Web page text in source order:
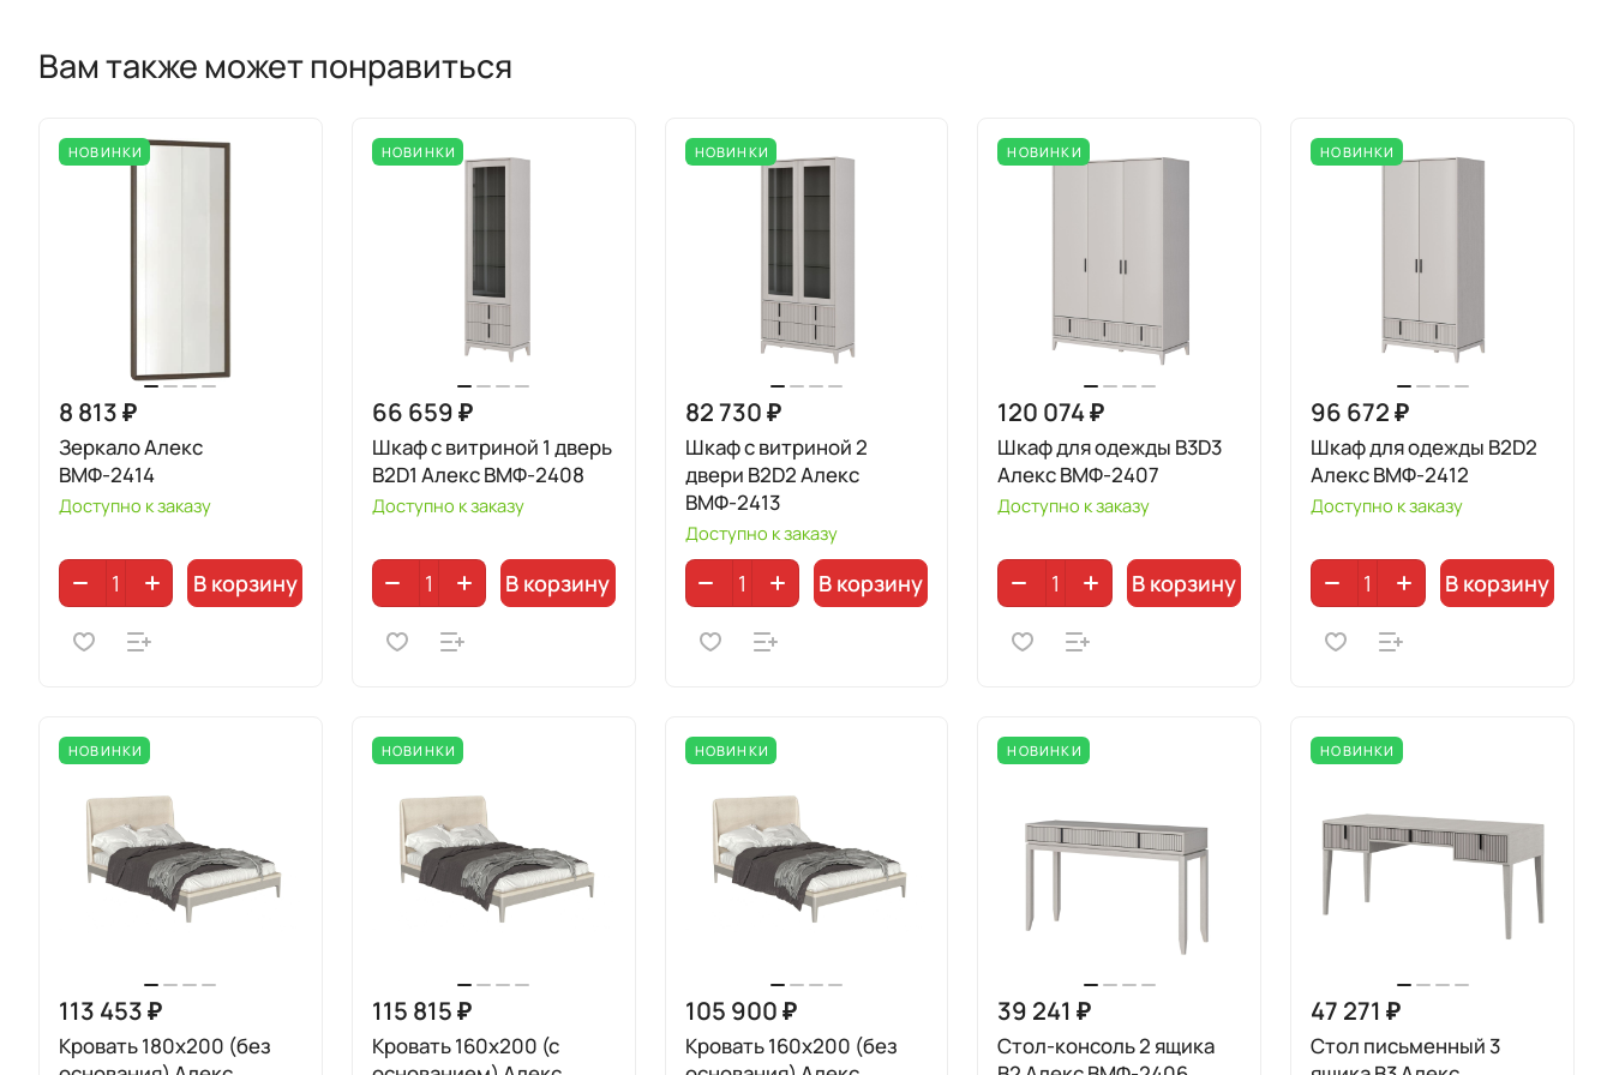
Вам также может понравиться
НОВИНКИ
8 813 ₽
Зеркало Алекс
ВМФ-2414
Доступно к заказу
В корзину
НОВИНКИ
66 659 ₽
Шкаф с витриной 1 дверь
B2D1 Алекс ВМФ-2408
Доступно к заказу
В корзину
НОВИНКИ
82 730 ₽
Шкаф с витриной 2
двери B2D2 Алекс
ВМФ-2413
Доступно к заказу
В корзину
НОВИНКИ
120 074 ₽
Шкаф для одежды B3D3
Алекс ВМФ-2407
Доступно к заказу
В корзину
НОВИНКИ
96 672 ₽
Шкаф для одежды B2D2
Алекс ВМФ-2412
Доступно к заказу
В корзину
НОВИНКИ
113 453 ₽
Кровать 180х200 (без
НОВИНКИ
115 815 ₽
Кровать 160х200 (с
НОВИНКИ
105 900 ₽
Кровать 160х200 (без
НОВИНКИ
39 241 ₽
Стол-консоль 2 ящика
НОВИНКИ
47 271 ₽
Стол письменный 3